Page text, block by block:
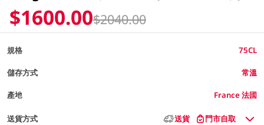
$1600.00$2040.00
規格 75CL
儲存方式 常溫
產地 France 法國
送貨方式 送貨 門市自取